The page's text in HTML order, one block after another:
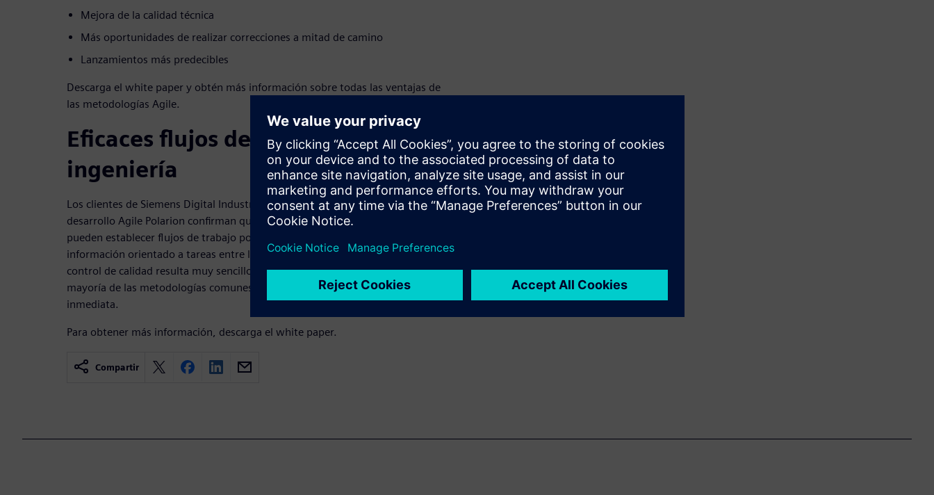
Mejora de la calidad técnica
Más oportunidades de realizar correcciones a mitad de camino
Lanzamientos más predecibles
Descarga el white paper y obtén más información sobre todas las ventajas de
las metodologías Agile.
Eficaces flujos de trabajo de
ingeniería
Los clientes de Siemens Digital Industries Software que utilizan los productos de
desarrollo Agile Polarion confirman que, gracias a la facilidad con la que se
pueden establecer flujos de trabajo por elementos de trabajo, el intercambio de
información orientado a tareas entre los equipos de desarrollo, operaciones y
control de calidad resulta muy sencillo. La herramienta incluye plantillas para la
mayoría de las metodologías comunes que los equipos pueden utilizar de forma
inmediata.
Para obtener más información, descarga el white paper.
Compartir